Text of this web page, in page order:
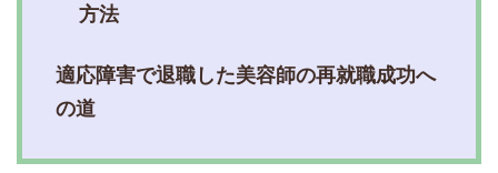
方法
適応障害で退職した美容師の再就職成功へ
の道